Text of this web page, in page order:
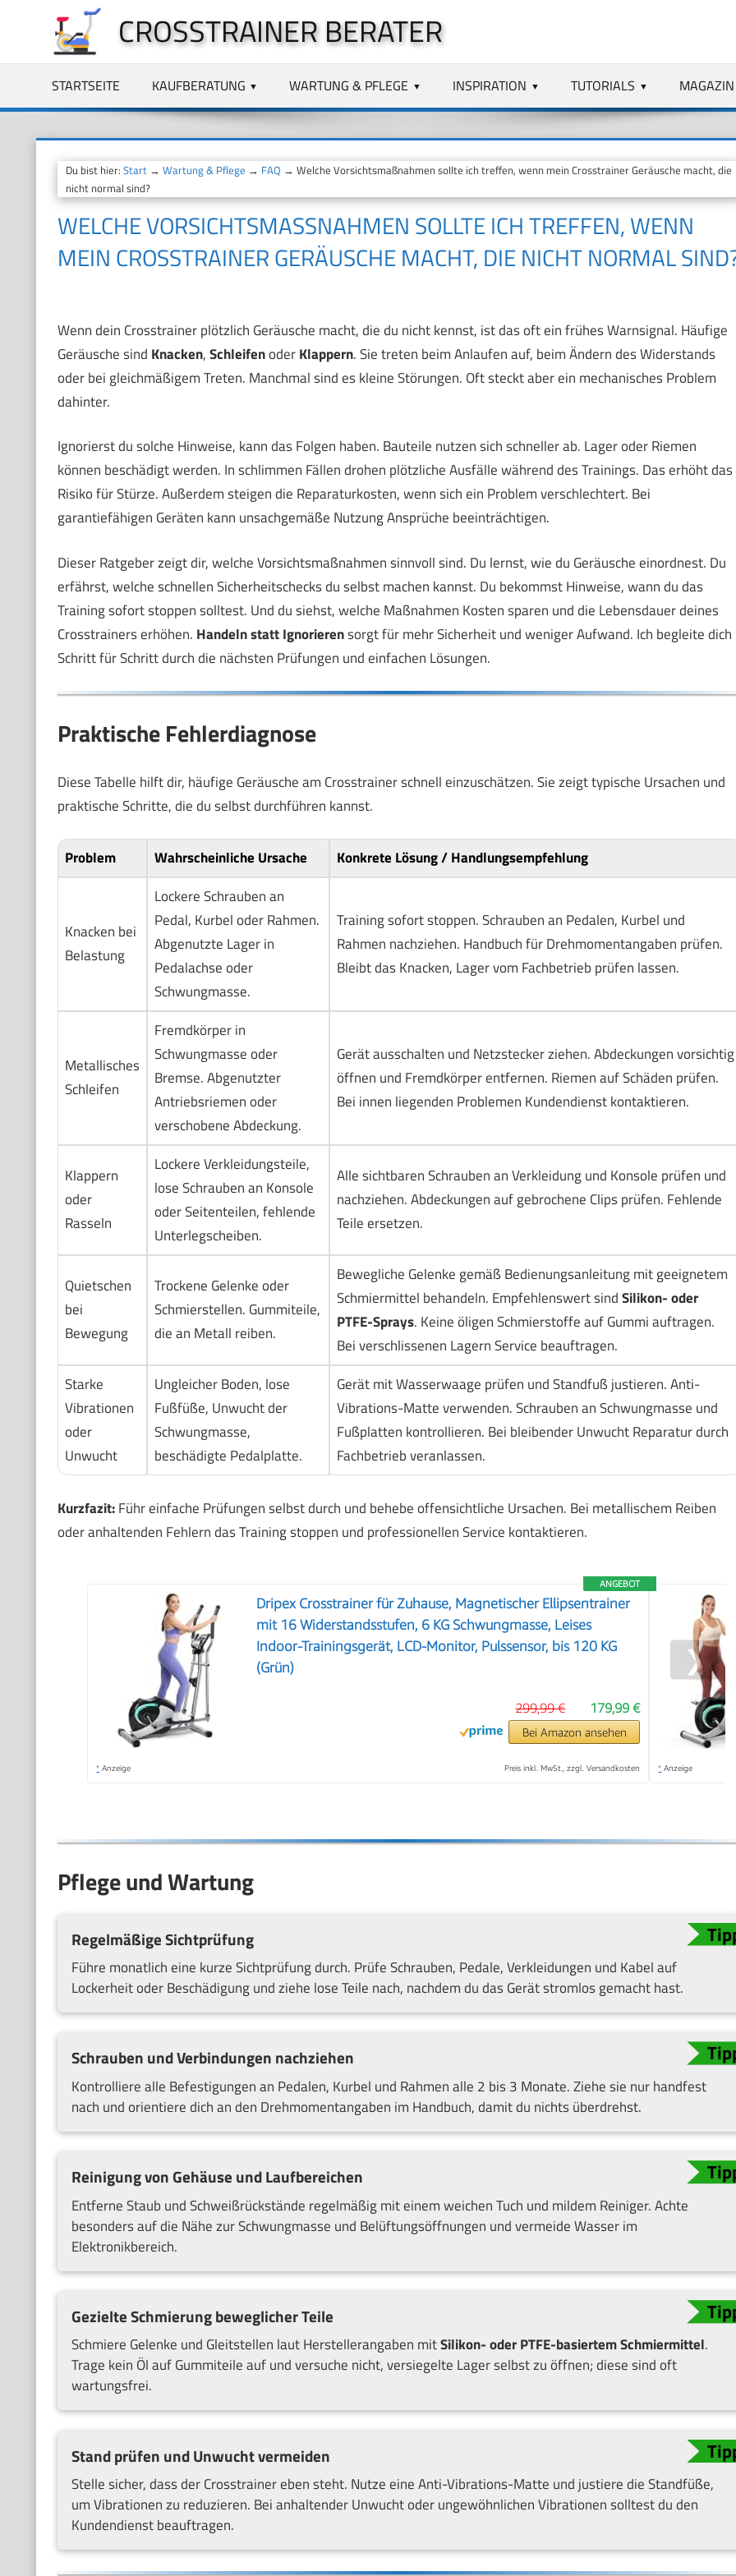
springen
CROSSTRAINER BERATER
STARTSEITE KAUFBERATUNG WARTUNG & PFLEGE INSPIRATION TUTORIALS MAGAZIN
Du bist hier: Start→ Wartung & Pflege → FAQ → Welche Vorsichtsmaßnahmen sollte ich treffen, wenn mein Crosstrainer Geräusche macht, die
nicht normal sind?
WELCHE VORSICHTSMASSNAHMEN SOLLTE ICH TREFFEN, WENN M
EIN CROSSTRAINER GERÄUSCHE MACHT, DIE NICHT NORMAL SIND?
Wenn dein Crosstrainer plötzlich Geräusche macht, die du nicht kennst, ist das oft ein frühes Warnsignal. Häufige
Geräusche sind Knacken,SchleifenoderKlappern. Sie treten beim Anlaufen auf, beim Ändern des Widerstands
oder bei gleichmäßigem Treten. Manchmal sind es kleine Störungen. Oft steckt aber ein mechanisches Problem
dahinter.
Ignorierst du solche Hinweise, kann das Folgen haben. Bauteile nutzen sich schneller ab. Lager oder Riemen
können beschädigt werden. In schlimmen Fällen drohen plötzliche Ausfälle während des Trainings. Das erhöht das
Risiko für Stürze. Außerdem steigen die Reparaturkosten, wenn sich ein Problem verschlechtert. Bei
garantiefähigen Geräten kann unsachgemäße Nutzung Ansprüche beeinträchtigen.
Dieser Ratgeber zeigt dir, welche Vorsichtsmaßnahmen sinnvoll sind. Du lernst, wie du Geräusche einordnest. Du
erfährst, welche schnellen Sicherheitschecks du selbst machen kannst. Du bekommst Hinweise, wann du das
Training sofort stoppen solltest. Und du siehst, welche Maßnahmen Kosten sparen und die Lebensdauer deines
Crosstrainers erhöhen. Handeln statt Ignorierensorgt für mehr Sicherheit und weniger Aufwand. Ich begleite dich
Schritt für Schritt durch die nächsten Prüfungen und einfachen Lösungen.
Praktische Fehlerdiagnose
Diese Tabelle hilft dir, häufige Geräusche am Crosstrainer schnell einzuschätzen. Sie zeigt typische Ursachen und
praktische Schritte, die du selbst durchführen kannst.
Problem Wahrscheinliche Ursache Konkrete Lösung / Handlungsempfehlung
Knacken bei
Belastung
Lockere Schrauben an
Pedal, Kurbel oder Rahmen.
Abgenutzte Lager in
Pedalachse oder
Schwungmasse.
Training sofort stoppen. Schrauben an Pedalen, Kurbel und
Rahmen nachziehen. Handbuch für Drehmomentangaben prüfen.
Bleibt das Knacken, Lager vom Fachbetrieb prüfen lassen.
Metallisches
Schleifen
Fremdkörper in
Schwungmasse oder
Bremse. Abgenutzter
Antriebsriemen oder
verschobene Abdeckung.
Gerät ausschalten und Netzstecker ziehen. Abdeckungen vorsichtig
öffnen und Fremdkörper entfernen. Riemen auf Schäden prüfen.
Bei innen liegenden Problemen Kundendienst kontaktieren.
Klappern
oder
Rasseln
Lockere Verkleidungsteile,
lose Schrauben an Konsole
oder Seitenteilen, fehlende
Unterlegscheiben.
Alle sichtbaren Schrauben an Verkleidung und Konsole prüfen und
nachziehen. Abdeckungen auf gebrochene Clips prüfen. Fehlende
Teile ersetzen.
Quietschen
bei
Bewegung
Trockene Gelenke oder
Schmierstellen. Gummiteile,
die an Metall reiben.
Bewegliche Gelenke gemäß Bedienungsanleitung mit geeignetem
Schmiermittel behandeln. Empfehlenswert sindSilikon- oder
PTFE-Sprays. Keine öligen Schmierstoffe auf Gummi auftragen.
Bei verschlissenen Lagern Service beauftragen.
Starke
Vibrationen
oder
Unwucht
Ungleicher Boden, lose
Fußfüße, Unwucht der
Schwungmasse,
beschädigte Pedalplatte.
Gerät mit Wasserwaage prüfen und Standfuß justieren. Anti-
Vibrations-Matte verwenden. Schrauben an Schwungmasse und
Fußplatten kontrollieren. Bei bleibender Unwucht Reparatur durch
Fachbetrieb veranlassen.
Kurzfazit:Führ einfache Prüfungen selbst durch und behebe offensichtliche Ursachen. Bei metallischem Reiben
oder anhaltenden Fehlern das Training stoppen und professionellen Service kontaktieren.
ANGEBOT
Dripex Crosstrainer für Zuhause, Magnetischer Ellipsentrainer
mit 16 Widerstandsstufen, 6 KG Schwungmasse, Leises
Indoor-Trainingsgerät, LCD-Monitor, Pulssensor, bis 120 KG
(Grün)
179,99 €
299,99 €
Bei Amazon ansehen
* Anzeige Preis inkl. MwSt., zzgl. Versandkosten * Anzeige
❯
Pflege und Wartung
Regelmäßige Sichtprüfung
Führe monatlich eine kurze Sichtprüfung durch. Prüfe Schrauben, Pedale, Verkleidungen und Kabel auf
Lockerheit oder Beschädigung und ziehe lose Teile nach, nachdem du das Gerät stromlos gemacht hast.
Schrauben und Verbindungen nachziehen
Kontrolliere alle Befestigungen an Pedalen, Kurbel und Rahmen alle 2 bis 3 Monate. Ziehe sie nur handfest
nach und orientiere dich an den Drehmomentangaben im Handbuch, damit du nichts überdrehst.
Reinigung von Gehäuse und Laufbereichen
Entferne Staub und Schweißrückstände regelmäßig mit einem weichen Tuch und mildem Reiniger. Achte
besonders auf die Nähe zur Schwungmasse und Belüftungsöffnungen und vermeide Wasser im
Elektronikbereich.
Gezielte Schmierung beweglicher Teile
Schmiere Gelenke und Gleitstellen laut Herstellerangaben mitSilikon- oder PTFE-basiertem Schmiermittel.
Trage kein Öl auf Gummiteile auf und versuche nicht, versiegelte Lager selbst zu öffnen; diese sind oft
wartungsfrei.
Stand prüfen und Unwucht vermeiden
Stelle sicher, dass der Crosstrainer eben steht. Nutze eine Anti-Vibrations-Matte und justiere die Standfüße,
um Vibrationen zu reduzieren. Bei anhaltender Unwucht oder ungewöhnlichen Vibrationen solltest du den
Kundendienst beauftragen.